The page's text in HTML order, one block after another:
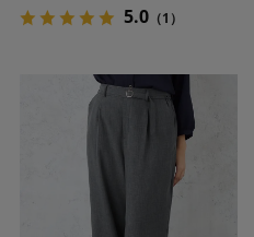
5.0 （1）